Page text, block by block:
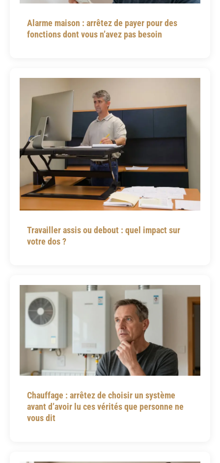
Alarme maison : arrêtez de payer pour des
fonctions dont vous n’avez pas besoin
Travailler assis ou debout : quel impact sur
votre dos ?
Chauffage : arrêtez de choisir un système
avant d’avoir lu ces vérités que personne ne
vous dit